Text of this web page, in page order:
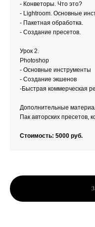
- Конветоры. Что это?
- Lightroom. Основные
- Пакетная обработка.
- Создание пресетов.
Урок 2.
Photoshop
- Основные инструменты
- Создание экшенов
-Быстрая коммерческая
Дополнительные
Пак авторских пресетов,
Стоимость: 5000 руб.